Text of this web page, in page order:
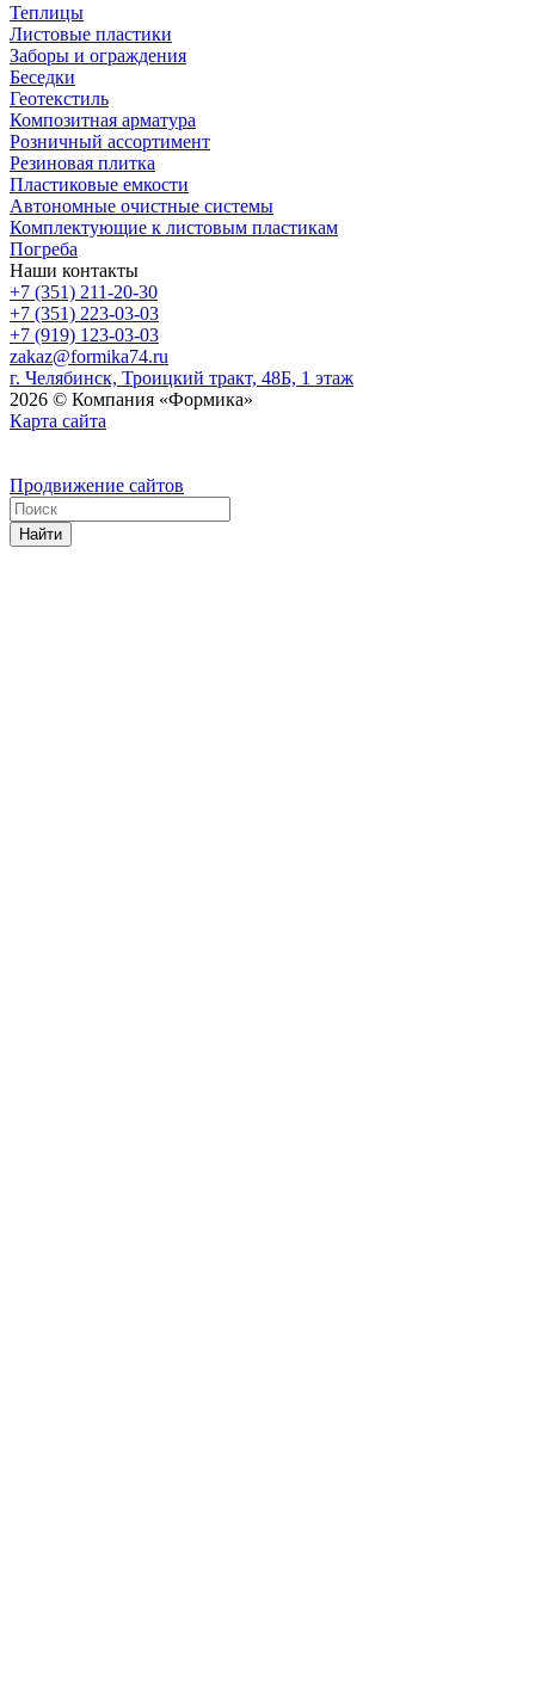
Теплицы
Листовые пластики
Заборы и ограждения
Беседки
Геотекстиль
Композитная арматура
Розничный ассортимент
Резиновая плитка
Пластиковые емкости
Автономные очистные системы
Комплектующие к листовым пластикам
Погреба
Наши контакты
+7 (351) 211-20-30
+7 (351) 223-03-03
+7 (919) 123-03-03
zakaz@formika74.ru
г. Челябинск, Троицкий тракт, 48Б, 1 этаж
2026 © Компания «Формика»
Карта сайта
Продвижение сайтов
Найти